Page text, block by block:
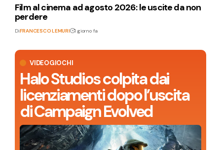
VIDEOGIOCHI
Halo Studios colpita dai
licenziamenti dopo l’uscita
di Campaign Evolved
Film al cinema ad agosto 2026: le uscite da non
perdere
DiFRANCESCO LEMURI 1 giorno fa